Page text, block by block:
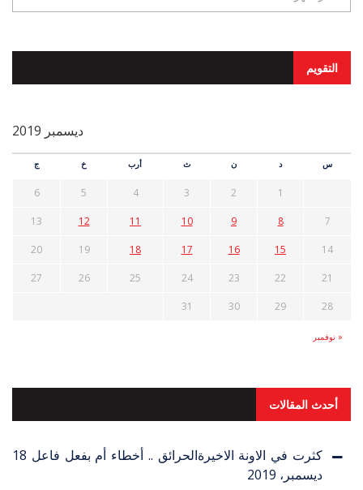
التقويم
ديسمبر 2019
س د ن ث أرب خ ج
« نوفمبر
1
2
3
4
5
6
7
8
9
10
11
12
13
14
15
16
17
18
19
20
21
22
23
24
25
26
27
28
29
30
31
أحدث المقالات
كثرت في الاونة الاخيرةالحرائق .. أخطاء أم بفعل فاعل 18
ديسمبر، 2019